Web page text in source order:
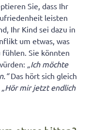
Sie, dass Ihr
leisten
Ihr Kind sei dazu in
um etwas, was
Sie könnten
„Ich möchte
Das hört sich gleich
„Hör mir jetzt endlich